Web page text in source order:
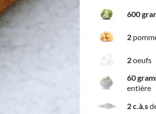
600
2
2oeufs
60
entière
2 c.à.s